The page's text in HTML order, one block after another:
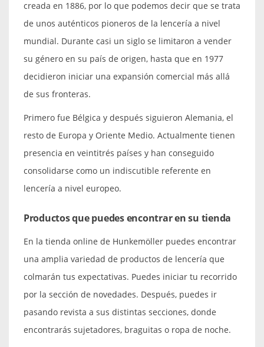
creada en 1886, por lo que podemos decir que se trata
de unos auténticos pioneros de la lencería a nivel
mundial. Durante casi un siglo se limitaron a vender
su género en su país de origen, hasta que en 1977
decidieron iniciar una expansión comercial más allá
de sus fronteras.
Primero fue Bélgica y después siguieron Alemania, el
resto de Europa y Oriente Medio. Actualmente tienen
presencia en veintitrés países y han conseguido
consolidarse como un indiscutible referente en
lencería a nivel europeo.
Productos que puedes encontrar en su tienda
En la tienda online de Hunkemöller puedes encontrar
una amplia variedad de productos de lencería que
colmarán tus expectativas. Puedes iniciar tu recorrido
por la sección de novedades. Después, puedes ir
pasando revista a sus distintas secciones, donde
encontrarás sujetadores, braguitas o ropa de noche.